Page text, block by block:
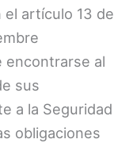
artículo 13 de
encontrarse al
sus
a la Seguridad
obligaciones